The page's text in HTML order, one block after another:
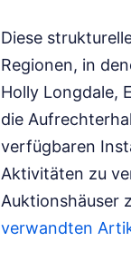
Diese
Regionen, in
Holly Longdale,
die
verfügbaren
Aktivitäten zu
Auktionshäuser
verwandten